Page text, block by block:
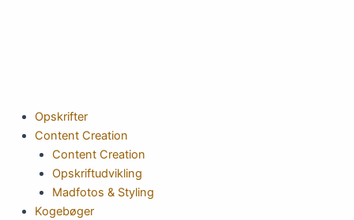
Opskrifter
Content Creation
Content Creation
Opskriftudvikling
Madfotos & Styling
Kogebøger